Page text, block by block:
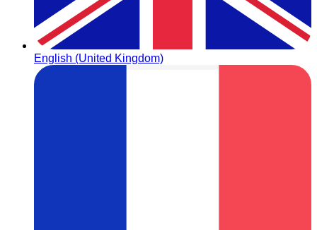
English (United Kingdom)